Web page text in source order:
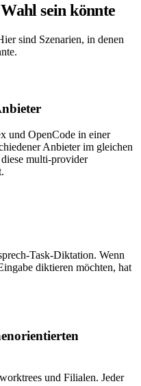
sein könnte
sind Szenarien, in denen
und OpenCode in einer
Anbieter im gleichen
multi-provider
Task-Diktation. Wenn
diktieren möchten, hat
und Filialen. Jeder